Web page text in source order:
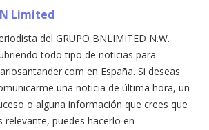
Limited
del GRUPO BNLIMITED N.W.
todo tipo de noticias para
en España. Si deseas
una noticia de última hora, un
o alguna información que crees que
relevante, puedes hacerlo en